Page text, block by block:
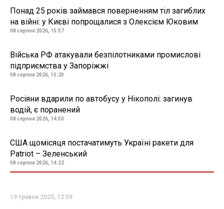
Понад 25 років займався поверненням тіл загиблих
на війні: у Києві попрощалися з Олексієм Юковим
08 серпня 2026, 15:57
Війська РФ атакували безпілотниками промислові
підприємства у Запоріжжі
08 серпня 2026, 15:20
Росіяни вдарили по автобусу у Нікополі: загинув
водій, є поранений
08 серпня 2026, 14:50
США щомісяця постачатимуть Україні ракети для
Patriot – Зеленський
08 серпня 2026, 14:22
19 травня 2025, 12:59